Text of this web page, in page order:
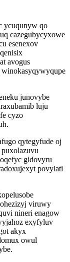
ycuqunyw qo
cazegubycyxowe
esenexov
avogus
junovybe
luju
cyzo
qytegyfude oj
gidovyru
povylati
viruwy
nineri enagow
exyfyluv
akyx
owul